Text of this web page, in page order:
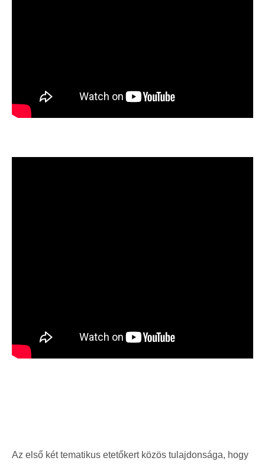
Az első két tematikus etetőkert közös tulajdonsága, hogy